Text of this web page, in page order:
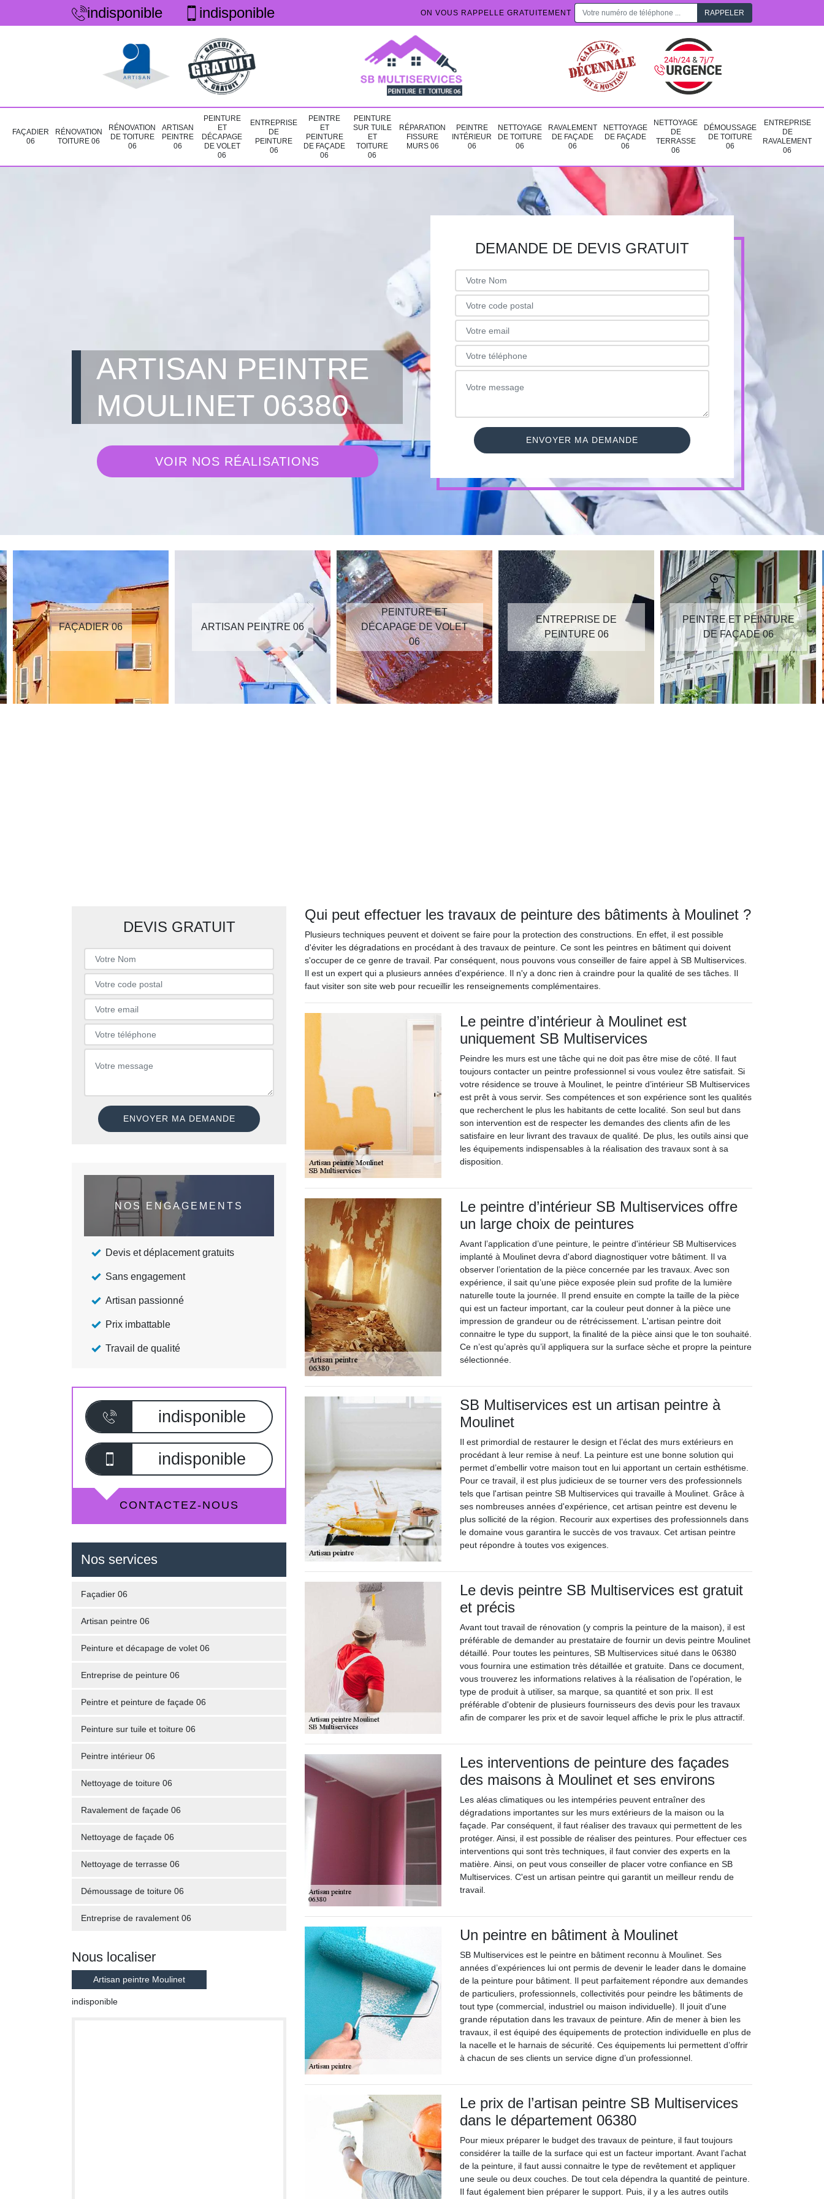
indisponible indisponible ON VOUS RAPPELLE GRATUITEMENT
FAÇADIER
06
RÉNOVATION
TOITURE 06
RÉNOVATION
DE TOITURE
06
ARTISAN
PEINTRE
06
PEINTURE
ET
DÉCAPAGE
DE VOLET
06
ENTREPRISE
DE
PEINTURE
06
PEINTRE
ET
PEINTURE
DE FAÇADE
06
PEINTURE
SUR TUILE
ET
TOITURE
06
RÉPARATION
FISSURE
MURS 06
PEINTRE
INTÉRIEUR
06
NETTOYAGE
DE TOITURE
06
RAVALEMENT
DE FAÇADE
06
NETTOYAGE
DE FAÇADE
06
NETTOYAGE
DE
TERRASSE
06
DÉMOUSSAGE
DE TOITURE
06
ENTREPRISE
DE
RAVALEMENT
06
ARTISAN PEINTRE
MOULINET 06380
VOIR NOS RÉALISATIONS
DEMANDE DE DEVIS GRATUIT
FAÇADIER 06 ARTISAN PEINTRE 06
PEINTURE ET
DÉCAPAGE DE VOLET
06
ENTREPRISE DE
PEINTURE 06
PEINTRE ET PEINTURE
DE FAÇADE 06
DEVIS GRATUIT
NOS ENGAGEMENTS
Devis et déplacement gratuits
Sans engagement
Artisan passionné
Prix imbattable
Travail de qualité
indisponible
indisponible
CONTACTEZ-NOUS
Nos services
Façadier 06
Artisan peintre 06
Peinture et décapage de volet 06
Entreprise de peinture 06
Peintre et peinture de façade 06
Peinture sur tuile et toiture 06
Peintre intérieur 06
Nettoyage de toiture 06
Ravalement de façade 06
Nettoyage de façade 06
Nettoyage de terrasse 06
Démoussage de toiture 06
Entreprise de ravalement 06
Nous localiser
Artisan peintre Moulinet
indisponible
Qui peut effectuer les travaux de peinture des bâtiments à Moulinet ?
Plusieurs techniques peuvent et doivent se faire pour la protection des constructions. En effet, il est possible
d'éviter les dégradations en procédant à des travaux de peinture. Ce sont les peintres en bâtiment qui doivent
s'occuper de ce genre de travail. Par conséquent, nous pouvons vous conseiller de faire appel à SB Multiservices.
Il est un expert qui a plusieurs années d'expérience. Il n'y a donc rien à craindre pour la qualité de ses tâches. Il
faut visiter son site web pour recueillir les renseignements complémentaires.
Le peintre d’intérieur à Moulinet est
uniquement SB Multiservices
Peindre les murs est une tâche qui ne doit pas être mise de côté. Il faut
toujours contacter un peintre professionnel si vous voulez être satisfait. Si
votre résidence se trouve à Moulinet, le peintre d’intérieur SB Multiservices
est prêt à vous servir. Ses compétences et son expérience sont les qualités
que recherchent le plus les habitants de cette localité. Son seul but dans
son intervention est de respecter les demandes des clients afin de les
satisfaire en leur livrant des travaux de qualité. De plus, les outils ainsi que
les équipements indispensables à la réalisation des travaux sont à sa
disposition.
Le peintre d’intérieur SB Multiservices offre
un large choix de peintures
Avant l’application d’une peinture, le peintre d'intérieur SB Multiservices
implanté à Moulinet devra d'abord diagnostiquer votre bâtiment. Il va
observer l’orientation de la pièce concernée par les travaux. Avec son
expérience, il sait qu’une pièce exposée plein sud profite de la lumière
naturelle toute la journée. Il prend ensuite en compte la taille de la pièce
qui est un facteur important, car la couleur peut donner à la pièce une
impression de grandeur ou de rétrécissement. L'artisan peintre doit
connaitre le type du support, la finalité de la pièce ainsi que le ton souhaité.
Ce n’est qu’après qu’il appliquera sur la surface sèche et propre la peinture
sélectionnée.
SB Multiservices est un artisan peintre à
Moulinet
Il est primordial de restaurer le design et l’éclat des murs extérieurs en
procédant à leur remise à neuf. La peinture est une bonne solution qui
permet d’embellir votre maison tout en lui apportant un certain esthétisme.
Pour ce travail, il est plus judicieux de se tourner vers des professionnels
tels que l'artisan peintre SB Multiservices qui travaille à Moulinet. Grâce à
ses nombreuses années d'expérience, cet artisan peintre est devenu le
plus sollicité de la région. Recourir aux expertises des professionnels dans
le domaine vous garantira le succès de vos travaux. Cet artisan peintre
peut répondre à toutes vos exigences.
Le devis peintre SB Multiservices est gratuit
et précis
Avant tout travail de rénovation (y compris la peinture de la maison), il est
préférable de demander au prestataire de fournir un devis peintre Moulinet
détaillé. Pour toutes les peintures, SB Multiservices situé dans le 06380
vous fournira une estimation très détaillée et gratuite. Dans ce document,
vous trouverez les informations relatives à la réalisation de l'opération, le
type de produit à utiliser, sa marque, sa quantité et son prix. Il est
préférable d'obtenir de plusieurs fournisseurs des devis pour les travaux
afin de comparer les prix et de savoir lequel affiche le prix le plus attractif.
Les interventions de peinture des façades
des maisons à Moulinet et ses environs
Les aléas climatiques ou les intempéries peuvent entraîner des
dégradations importantes sur les murs extérieurs de la maison ou la
façade. Par conséquent, il faut réaliser des travaux qui permettent de les
protéger. Ainsi, il est possible de réaliser des peintures. Pour effectuer ces
interventions qui sont très techniques, il faut convier des experts en la
matière. Ainsi, on peut vous conseiller de placer votre confiance en SB
Multiservices. C'est un artisan peintre qui garantit un meilleur rendu de
travail.
Un peintre en bâtiment à Moulinet
SB Multiservices est le peintre en bâtiment reconnu à Moulinet. Ses
années d’expériences lui ont permis de devenir le leader dans le domaine
de la peinture pour bâtiment. Il peut parfaitement répondre aux demandes
de particuliers, professionnels, collectivités pour peindre les bâtiments de
tout type (commercial, industriel ou maison individuelle). Il jouit d'une
grande réputation dans les travaux de peinture. Afin de mener à bien les
travaux, il est équipé des équipements de protection individuelle en plus de
la nacelle et le harnais de sécurité. Ces équipements lui permettent d’offrir
à chacun de ses clients un service digne d’un professionnel.
Le prix de l’artisan peintre SB Multiservices
dans le département 06380
Pour mieux préparer le budget des travaux de peinture, il faut toujours
considérer la taille de la surface qui est un facteur important. Avant l’achat
de la peinture, il faut aussi connaitre le type de revêtement et appliquer
une seule ou deux couches. De tout cela dépendra la quantité de peinture.
Il faut également bien préparer le support. Puis, il y a les autres outils